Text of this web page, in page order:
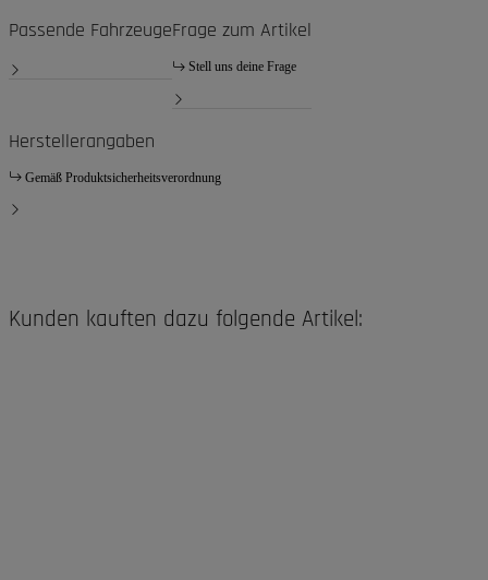
Passende FahrzeugeFrage zum Artikel
Stell uns deine Frage
Herstellerangaben
Gemäß Produktsicherheitsverordnung
Kunden kauften dazu folgende Artikel: